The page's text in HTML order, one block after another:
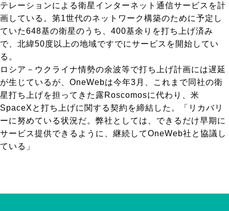
テレーションによる衛星インターネット通信サービスを計
画している。第1世代のネットワーク構築のために予定し
ていた648基の衛星のうち、400基余りを打ち上げ済み
で、北緯50度以上の地域ですでにサービスを開始してい
る。
ロシア－ウクライナ情勢の余波等で打ち上げ計画には遅延
が生じているが、OneWebは今年3月、これまで同社の衛
星打ち上げを担ってきた露Roscomosに代わり、米
SpaceXと打ち上げに関する契約を締結した。「リカバリ
ーに努めている状況だ。弊社としては、できるだけ早期に
サービス提供できるように、継続してOneWeb社と協議し
ている」